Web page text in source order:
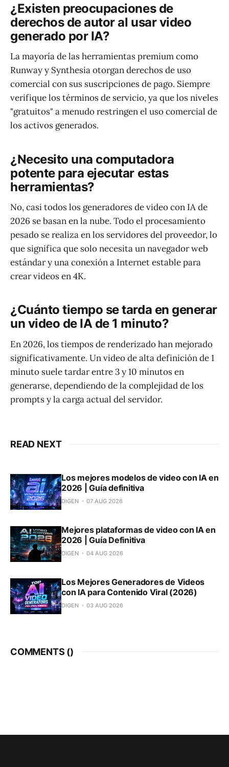
¿Existen preocupaciones de
derechos de autor al usar video
generado por IA?
La mayoría de las herramientas premium como
Runway y Synthesia otorgan derechos de uso
comercial con sus suscripciones de pago. Siempre
verifique los términos de servicio, ya que los niveles
"gratuitos" a menudo restringen el uso comercial de
los activos generados.
¿Necesito una computadora
potente para ejecutar estas
herramientas?
No, casi todos los generadores de video con IA de
2026 se basan en la nube. Todo el procesamiento
pesado se realiza en los servidores del proveedor, lo
que significa que solo necesita un navegador web
estándar y una conexión a Internet estable para
crear videos en 4K.
¿Cuánto tiempo se tarda en generar
un video de IA de 1 minuto?
En 2026, los tiempos de renderizado han mejorado
significativamente. Un video de alta definición de 1
minuto suele tardar entre 3 y 10 minutos en
generarse, dependiendo de la complejidad de los
prompts y la carga actual del servidor.
READ NEXT
Los mejores modelos de video con IA en
2026 | Guía definitiva
DIGEN 07 AUG 2026
Mejores plataformas de video con IA en
2026 | Guía Definitiva
DIGEN 04 AUG 2026
Los Mejores Generadores de Videos
con IA para Contenido Viral (2026)
DIGEN 03 AUG 2026
COMMENTS ()